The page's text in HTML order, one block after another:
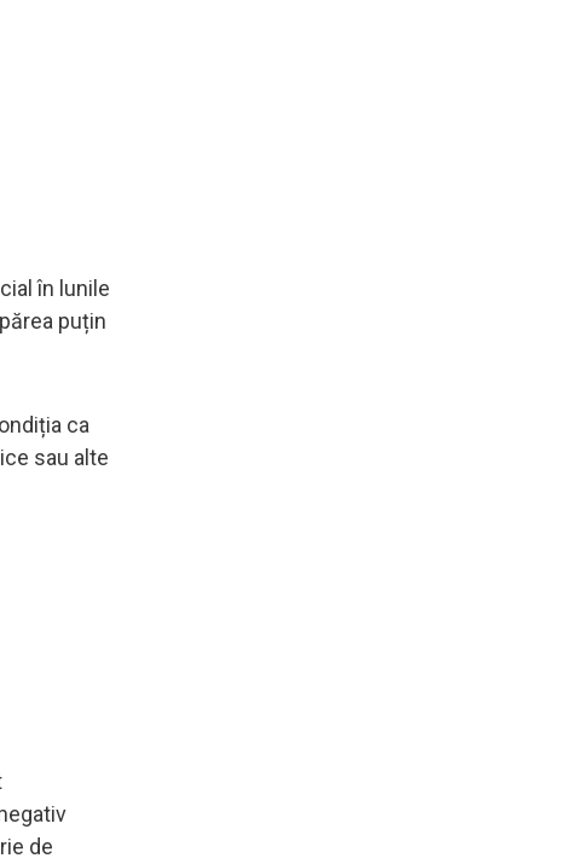
în lunile
puțin
ca
sau alte
de